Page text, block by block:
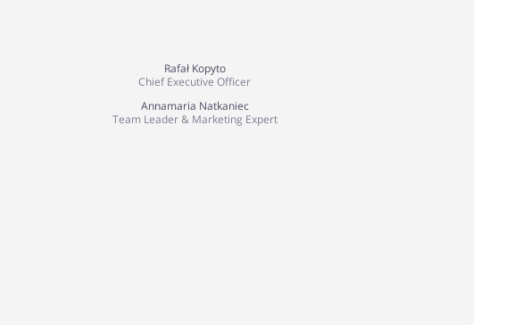
Rafał Kopyto
Chief Executive Officer
Annamaria Natkaniec
Team Leader & Marketing Expert